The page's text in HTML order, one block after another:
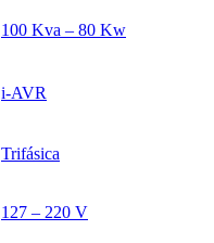
100 Kva – 80 Kw
i-AVR
Trifásica
127 – 220 V